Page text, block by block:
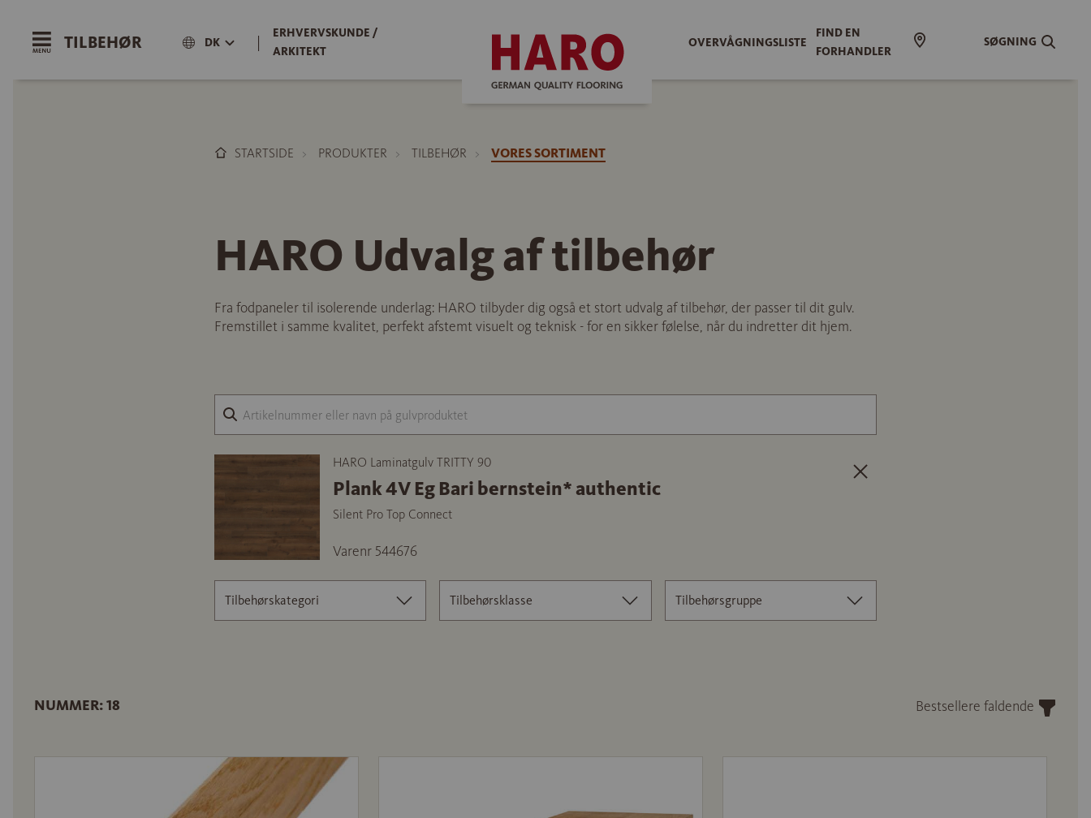
TILBEHØR DK |
ERHVERVSKUNDE /
ARKITEKT
OVERVÅGNINGSLISTE
FIND EN
FORHANDLER
SØGNING
STARTSIDE PRODUKTER TILBEHØR VORES SORTIMENT
HARO Udvalg af tilbehør
Fra fodpaneler til isolerende underlag: HARO tilbyder dig også et stort udvalg af tilbehør, der passer til dit gulv.
Fremstillet i samme kvalitet, perfekt afstemt visuelt og teknisk - for en sikker følelse, når du indretter dit hjem.
HARO Laminatgulv TRITTY 90
Plank 4V Eg Bari bernstein* authentic
Silent Pro Top Connect
Varenr 544676
Tilbehørskategori Tilbehørsklasse Tilbehørsgruppe
NUMMER: 18 Bestsellere faldende